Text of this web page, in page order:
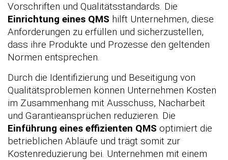
Vorschriften und Qualitätsstandards. Die
Einrichtung eines QMS hilft Unternehmen, diese
Anforderungen zu erfüllen und sicherzustellen,
dass ihre Produkte und Prozesse den geltenden
Normen entsprechen.
Durch die Identifizierung und Beseitigung von
Qualitätsproblemen können Unternehmen Kosten
im Zusammenhang mit Ausschuss, Nacharbeit
und Garantieansprüchen reduzieren. Die
Einführung eines effizienten QMS optimiert die
betrieblichen Abläufe und trägt somit zur
Kostenreduzierung bei. Unternehmen mit einem